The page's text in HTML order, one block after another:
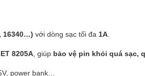
16340…) với dòng sạc tối đa 1A
8205A , giúp bảo vệ pin khỏi quá sạc,
power bank…